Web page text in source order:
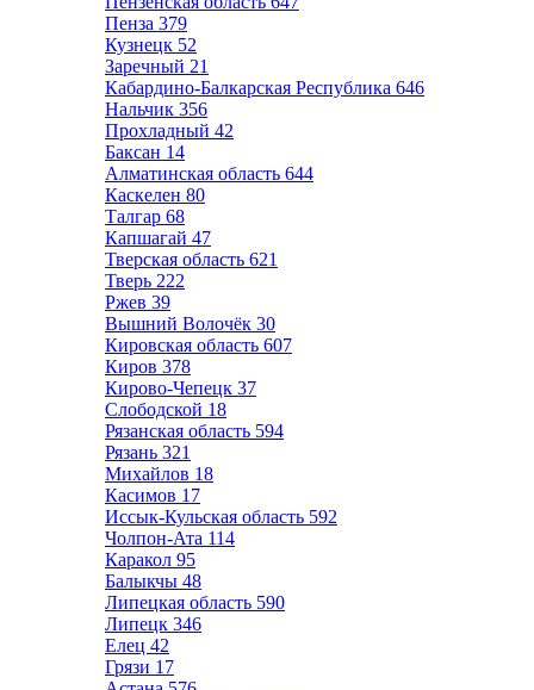
Пенза 379
Кузнецк 52
Заречный 21
Кабардино-Балкарская Республика 646
Нальчик 356
Прохладный 42
Баксан 14
Алматинская область 644
Каскелен 80
Талгар 68
Капшагай 47
Тверская область 621
Тверь 222
Ржев 39
Вышний Волочёк 30
Кировская область 607
Киров 378
Кирово-Чепецк 37
Слободской 18
Рязанская область 594
Рязань 321
Михайлов 18
Касимов 17
Иссык-Кульская область 592
Чолпон-Ата 114
Каракол 95
Балыкчы 48
Липецкая область 590
Липецк 346
Елец 42
Грязи 17